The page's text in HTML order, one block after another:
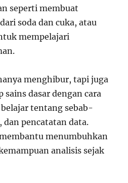
seperti membuat
soda dan cuka, atau
mempelajari
menghibur, tapi juga
sains dasar dengan cara
tentang sebab-
pencatatan data.
menumbuhkan
analisis sejak